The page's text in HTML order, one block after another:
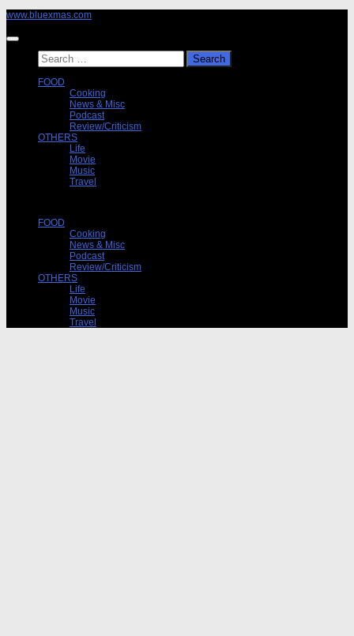
Skip
content
www.bluexmas.com
Search
for:
FOOD
Cooking
News & Misc
Podcast
Review/Criticism
OTHERS
Life
Movie
Music
Travel
FOOD
Cooking
News & Misc
Podcast
Review/Criticism
OTHERS
Life
Movie
Music
Travel